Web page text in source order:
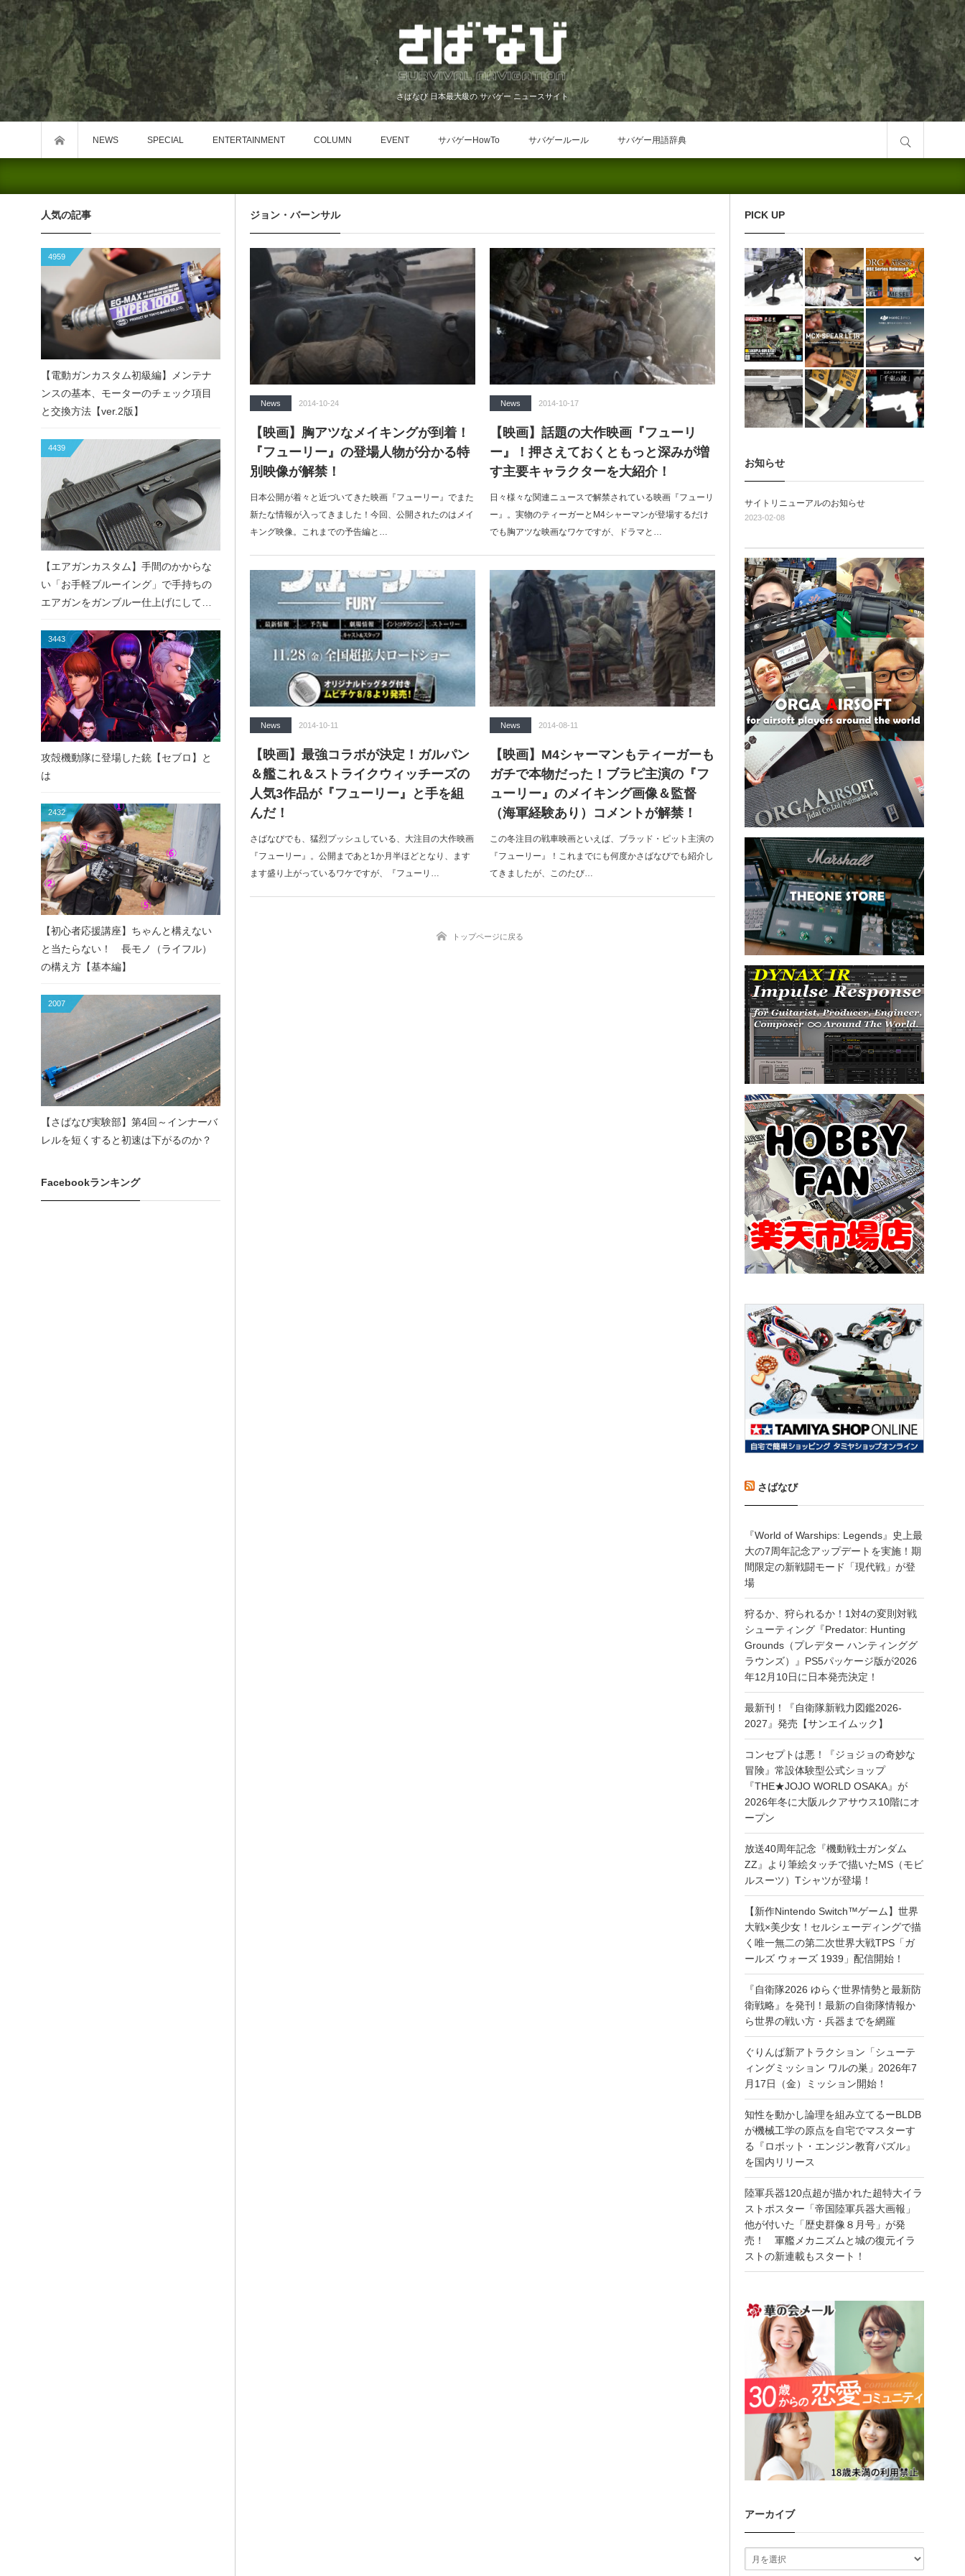
さばなび 日本最大級の サバゲー ニュースサイト
NEWS SPECIAL ENTERTAINMENT COLUMN EVENT サバゲーHowTo サバゲールール サバゲー用語辞典
ジョン・バーンサル
News 2014-10-24
【映画】胸アツなメイキングが到着！
『フューリー』の登場人物が分かる特
別映像が解禁！
日本公開が着々と近づいてきた映画『フューリー』でまた
新たな情報が入ってきました！今回、公開されたのはメイ
キング映像。これまでの予告編と…
News 2014-10-17
【映画】話題の大作映画『フューリ
ー』！押さえておくともっと深みが増
す主要キャラクターを大紹介！
日々様々な関連ニュースで解禁されている映画『フューリ
ー』。実物のティーガーとM4シャーマンが登場するだけ
でも胸アツな映画なワケですが、ドラマと…
News 2014-10-11
【映画】最強コラボが決定！ガルパン
＆艦これ＆ストライクウィッチーズの
人気3作品が『フューリー』と手を組
んだ！
さばなびでも、猛烈プッシュしている、大注目の大作映画
『フューリー』。公開まであと1か月半ほどとなり、ます
ます盛り上がっているワケですが、『フューリ…
News 2014-08-11
【映画】M4シャーマンもティーガーも
ガチで本物だった！ブラピ主演の『フ
ューリー』のメイキング画像＆監督
（海軍経験あり）コメントが解禁！
この冬注目の戦車映画といえば、ブラッド・ピット主演の
『フューリー』！これまでにも何度かさばなびでも紹介し
てきましたが、このたび…
トップページに戻る
人気の記事
4959
【電動ガンカスタム初級編】メンテナ
ンスの基本、モーターのチェック項目
と交換方法【ver.2版】
4439
【エアガンカスタム】手間のかからな
い「お手軽ブルーイング」で手持ちの
エアガンをガンブルー仕上げにしてみ
3443
攻殻機動隊に登場した銃【セブロ】と
は
2432
【初心者応援講座】ちゃんと構えない
と当たらない！ 長モノ（ライフル）
の構え方【基本編】
2007
【さばなび実験部】第4回～インナーバ
レルを短くすると初速は下がるのか？
Facebookランキング
PICK UP
お知らせ
サイトリニューアルのお知らせ
2023-02-08
さばなび
『World of Warships: Legends』史上最
大の7周年記念アップデートを実施！期
間限定の新戦闘モード「現代戦」が登
場
狩るか、狩られるか！1対4の変則対戦
シューティング『Predator: Hunting
Grounds（プレデター ハンティンググ
ラウンズ）』PS5パッケージ版が2026
年12月10日に日本発売決定！
最新刊！『自衛隊新戦力図鑑2026-
2027』発売【サンエイムック】
コンセプトは悪！『ジョジョの奇妙な
冒険』常設体験型公式ショップ
『THE★JOJO WORLD OSAKA』が
2026年冬に大阪ルクアサウス10階にオ
ープン
放送40周年記念『機動戦士ガンダム
ZZ』より筆絵タッチで描いたMS（モビ
ルスーツ）Tシャツが登場！
【新作Nintendo Switch™ゲーム】世界
大戦×美少女！セルシェーディングで描
く唯一無二の第二次世界大戦TPS「ガ
ールズ ウォーズ 1939」配信開始！
『自衛隊2026 ゆらぐ世界情勢と最新防
衛戦略』を発刊！最新の自衛隊情報か
ら世界の戦い方・兵器までを網羅
ぐりんぱ新アトラクション「シューテ
ィングミッション ワルの巣」2026年7
月17日（金）ミッション開始！
知性を動かし論理を組み立てるーBLDB
が機械工学の原点を自宅でマスターす
る『ロボット・エンジン教育パズル』
を国内リリース
陸軍兵器120点超が描かれた超特大イラ
ストポスター「帝国陸軍兵器大画報」
他が付いた「歴史群像８月号」が発
売！ 軍艦メカニズムと城の復元イラ
ストの新連載もスタート！
アーカイブ